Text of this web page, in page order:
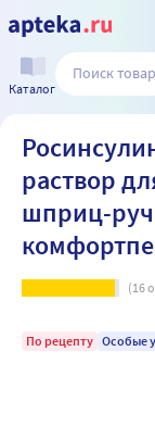
Каталог
раствор
шприц-
(16
По рецепту Особые